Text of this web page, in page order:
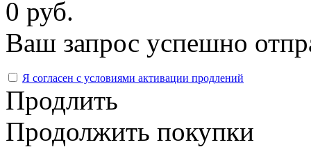
0 руб.
Ваш запрос успешно
Я согласен с условиями активации продлений
Продлить
Продолжить покупки